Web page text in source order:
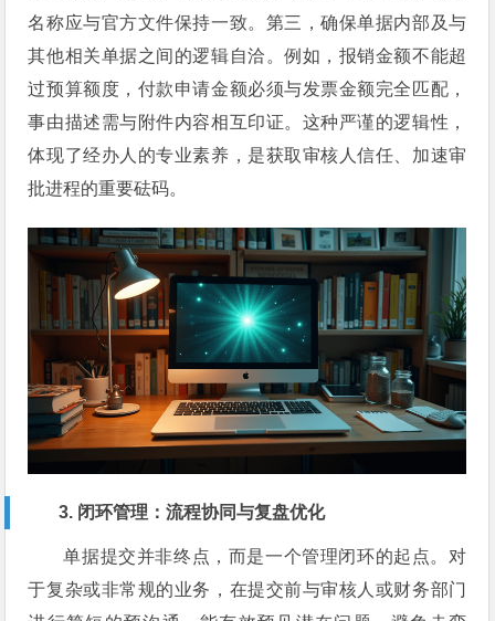
名称应与官方文件保持一致。第三，确保单据内部及与
其他相关单据之间的逻辑自洽。例如，报销金额不能超
过预算额度，付款申请金额必须与发票金额完全匹配，
事由描述需与附件内容相互印证。这种严谨的逻辑性，
体现了经办人的专业素养，是获取审核人信任、加速审
批进程的重要砝码。
3. 闭环管理：流程协同与复盘优化
单据提交并非终点，而是一个管理闭环的起点。对
于复杂或非常规的业务，在提交前与审核人或财务部门